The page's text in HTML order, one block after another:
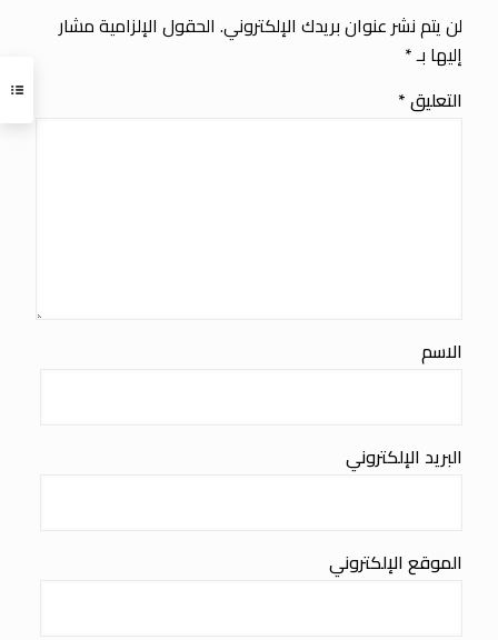
لن يتم نشر عنوان بريدك الإلكتروني. الحقول الإلزامية مشار
إليها بـ*
التعليق*
الاسم
البريد الإلكتروني
الموقع الإلكتروني